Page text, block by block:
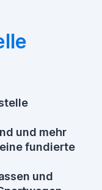
und mehr
fundierte
und